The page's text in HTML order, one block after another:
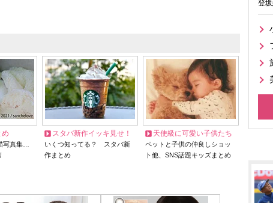
め
写真集…
スタバ新作イッキ見せ！
いくつ知ってる？ スタバ新
作まとめ
天使級に可愛い子供たち
ペットと子供の仲良しショッ
ト他、SNS話題キッズまとめ
登